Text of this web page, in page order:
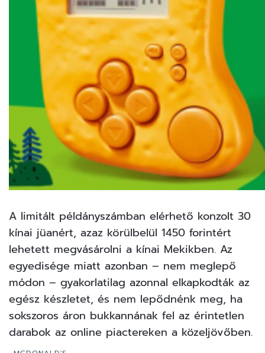
A limitált példányszámban elérhető konzolt 30
kínai jüanért, azaz körülbelül 1450 forintért
lehetett megvásárolni a kínai Mekikben. Az
egyedisége miatt azonban – nem meglepő
módon – gyakorlatilag azonnal elkapkodták az
egész készletet, és nem lepődnénk meg, ha
sokszoros áron bukkannának fel az érintetlen
darabok az online piactereken a közeljövőben.